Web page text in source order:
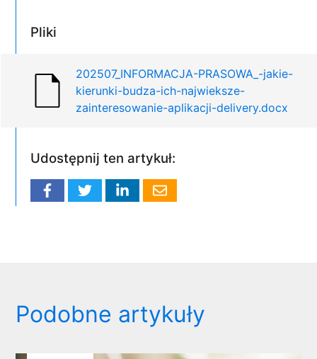
Pliki
202507_INFORMACJA-PRASOWA_-jakie-
kierunki-budza-ich-najwieksze-
zainteresowanie-aplikacji-delivery.docx
Udostępnij ten artykuł:
Podobne artykuły